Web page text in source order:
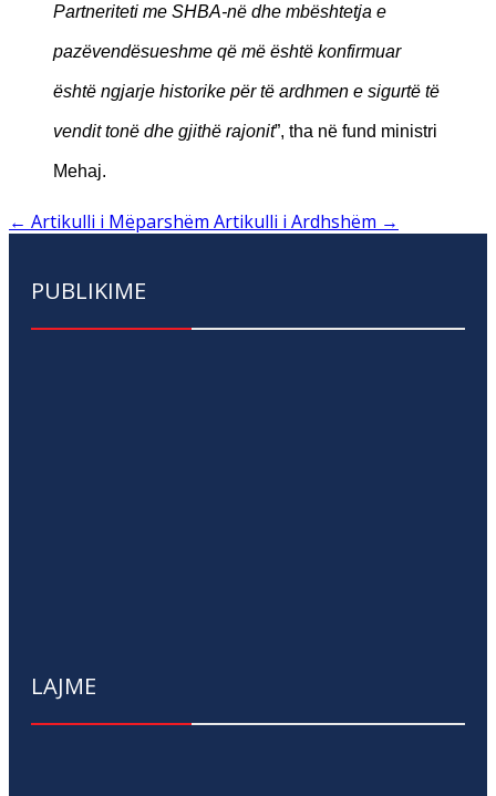
Partneriteti me SHBA-në dhe mbështetja e
pazëvendësueshme që më është konfirmuar
është ngjarje historike për të ardhmen e sigurtë të
vendit tonë dhe gjithë rajonit”, tha në fund ministri
Mehaj.
← Artikulli i Mëparshëm Artikulli i Ardhshëm →
PUBLIKIME
LAJME